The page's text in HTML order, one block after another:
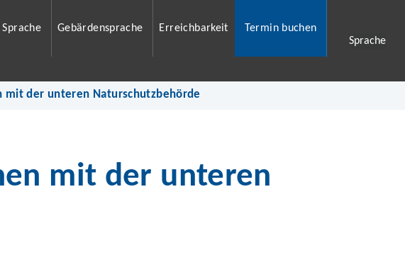
Gebärdensprache Erreichbarkeit
Termin buchen
Sprache
mit der unteren Naturschutzbehörde
mit der unteren